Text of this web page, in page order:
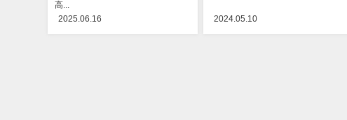
高...
2025.06.16
2024.05.10